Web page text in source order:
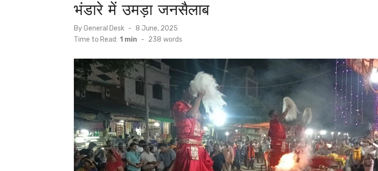
भंडारे में उमड़ा जनसैलाब
ByGeneral Desk
Posted
on
8 June, 2025
Time to Read: 1 min - 238 words